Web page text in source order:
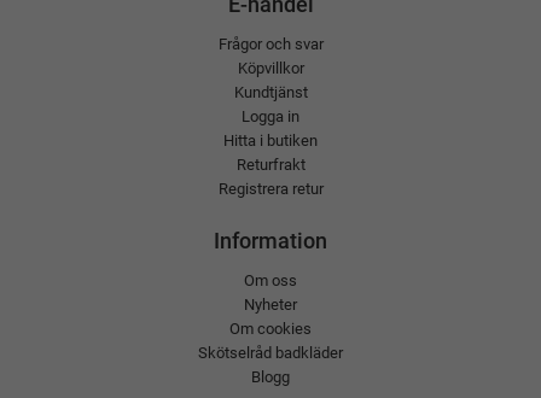
Frågor och svar
Köpvillkor
Kundtjänst
Logga in
Hitta i butiken
Returfrakt
Registrera retur
Information
Om oss
Nyheter
Om cookies
Skötselråd badkläder
Blogg